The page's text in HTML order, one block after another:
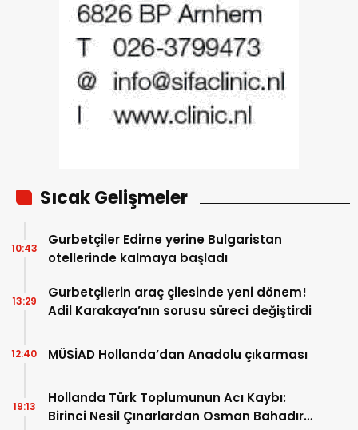
Sıcak Gelişmeler
Gurbetçiler Edirne yerine Bulgaristan
otellerinde kalmaya başladı
10:43
Gurbetçilerin araç çilesinde yeni dönem!
Adil Karakaya’nın sorusu süreci değiştirdi
13:29
MÜSİAD Hollanda’dan Anadolu çıkarması
12:40
Hollanda Türk Toplumunun Acı Kaybı:
Birinci Nesil Çınarlardan Osman Bahadır
19:13